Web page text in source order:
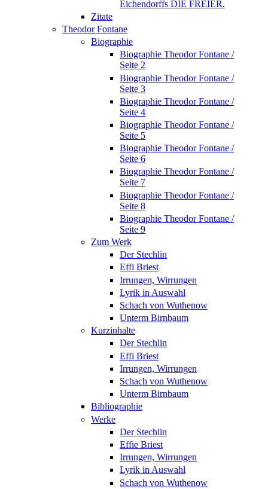
Eichendorffs DIE FREIER.
Zitate
Theodor Fontane
Biographie
Biographie Theodor Fontane /
Seite 2
Biographie Theodor Fontane /
Seite 3
Biographie Theodor Fontane /
Seite 4
Biographie Theodor Fontane /
Seite 5
Biographie Theodor Fontane /
Seite 6
Biographie Theodor Fontane /
Seite 7
Biographie Theodor Fontane /
Seite 8
Biographie Theodor Fontane /
Seite 9
Zum Werk
Der Stechlin
Effi Briest
Irrungen, Wirrungen
Lyrik in Auswahl
Schach von Wuthenow
Unterm Birnbaum
Kurzinhalte
Der Stechlin
Effi Briest
Irrungen, Wirrungen
Schach von Wuthenow
Unterm Birnbaum
Bibliographie
Werke
Der Stechlin
Effie Briest
Irrungen, Wirrungen
Lyrik in Auswahl
Schach von Wuthenow